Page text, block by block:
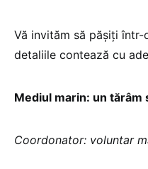
Vă invităm să pășiți într-
detaliile contează cu
Mediul marin: un tărâm
Coordonator: voluntar